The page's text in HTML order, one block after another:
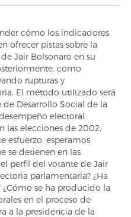
cómo los indicadores
ofrecer pistas sobre la
Jair Bolsonaro en su
como
rupturas y
El método utilizado será
Desarrollo Social de la
electoral
las elecciones de 2002,
esfuerzo, esperamos
se detienen en las
perfil del votante de Jair
parlamentaria? ¿Ha
se ha producido la
en el proceso de
a la presidencia de la